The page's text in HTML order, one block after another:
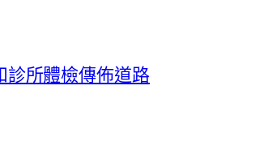
診所體檢傳佈道路